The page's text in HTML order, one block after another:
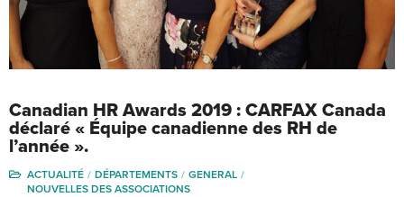
Canadian HR Awards 2019 : CARFAX Canada
déclaré « Équipe canadienne des RH de
l’année ».
ACTUALITÉ DÉPARTEMENTS
GENERAL
NOUVELLES DES ASSOCIATIONS